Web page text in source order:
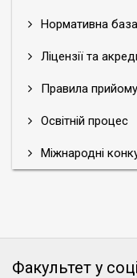
Нормативна база
Ліцензії та
Правила
Освітній процес
Міжнародні
Факультет у